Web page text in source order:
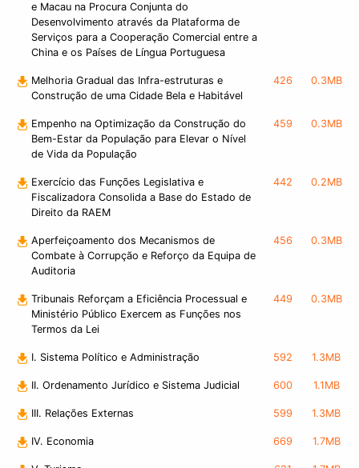
e Macau na Procura Conjunta do
Desenvolvimento através da Plataforma de
Serviços para a Cooperação Comercial entre a
China e os Países de Língua Portuguesa
Melhoria Gradual das Infra-estruturas e
Construção de uma Cidade Bela e Habitável
426 0.3MB
Empenho na Optimização da Construção do
Bem-Estar da População para Elevar o Nível
de Vida da População
459 0.3MB
Exercício das Funções Legislativa e
Fiscalizadora Consolida a Base do Estado de
Direito da RAEM
442 0.2MB
Aperfeiçoamento dos Mecanismos de
Combate à Corrupção e Reforço da Equipa de
Auditoria
456 0.3MB
Tribunais Reforçam a Eficiência Processual e
Ministério Público Exercem as Funções nos
Termos da Lei
449 0.3MB
I. Sistema Político e Administração 592 1.3MB
II. Ordenamento Jurídico e Sistema Judicial 600 1.1MB
III. Relações Externas 599 1.3MB
IV. Economia 669 1.7MB